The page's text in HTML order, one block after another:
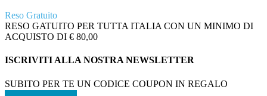
Reso Gratuito
RESO GATUITO PER TUTTA ITALIA CON UN MINIMO DI
ACQUISTO DI € 80,00
ISCRIVITI ALLA NOSTRA NEWSLETTER
SUBITO PER TE UN CODICE COUPON IN REGALO